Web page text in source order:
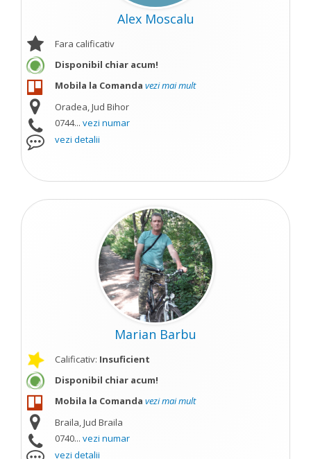
Alex Moscalu
Fara calificativ
Disponibil chiar acum!
Mobila la Comanda vezi mai mult
Oradea, Jud Bihor
0744... vezi numar
vezi detalii
Marian Barbu
Calificativ: Insuficient
Disponibil chiar acum!
Mobila la Comanda vezi mai mult
Braila, Jud Braila
0740... vezi numar
vezi detalii